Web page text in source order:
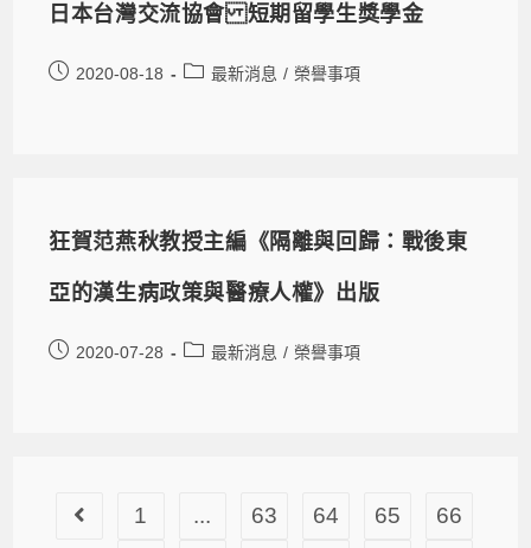
日本台灣交流協會 短期留學生獎學金
2020-08-18 最新消息 / 榮譽事項
狂賀范燕秋教授主編《隔離與回歸：戰後東
亞的漢生病政策與醫療人權》出版
2020-07-28 最新消息 / 榮譽事項
1 ... 63 64 65
66